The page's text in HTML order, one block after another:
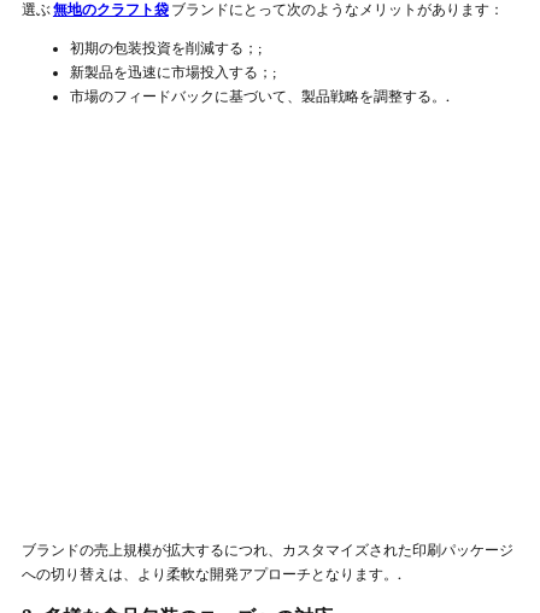
選ぶ無地のクラフト袋ブランドにとって次のようなメリットがあります：
初期の包装投資を削減する；;
新製品を迅速に市場投入する；;
市場のフィードバックに基づいて、製品戦略を調整する。.
ブランドの売上規模が拡大するにつれ、カスタマイズされた印刷パッケージ
への切り替えは、より柔軟な開発アプローチとなります。.